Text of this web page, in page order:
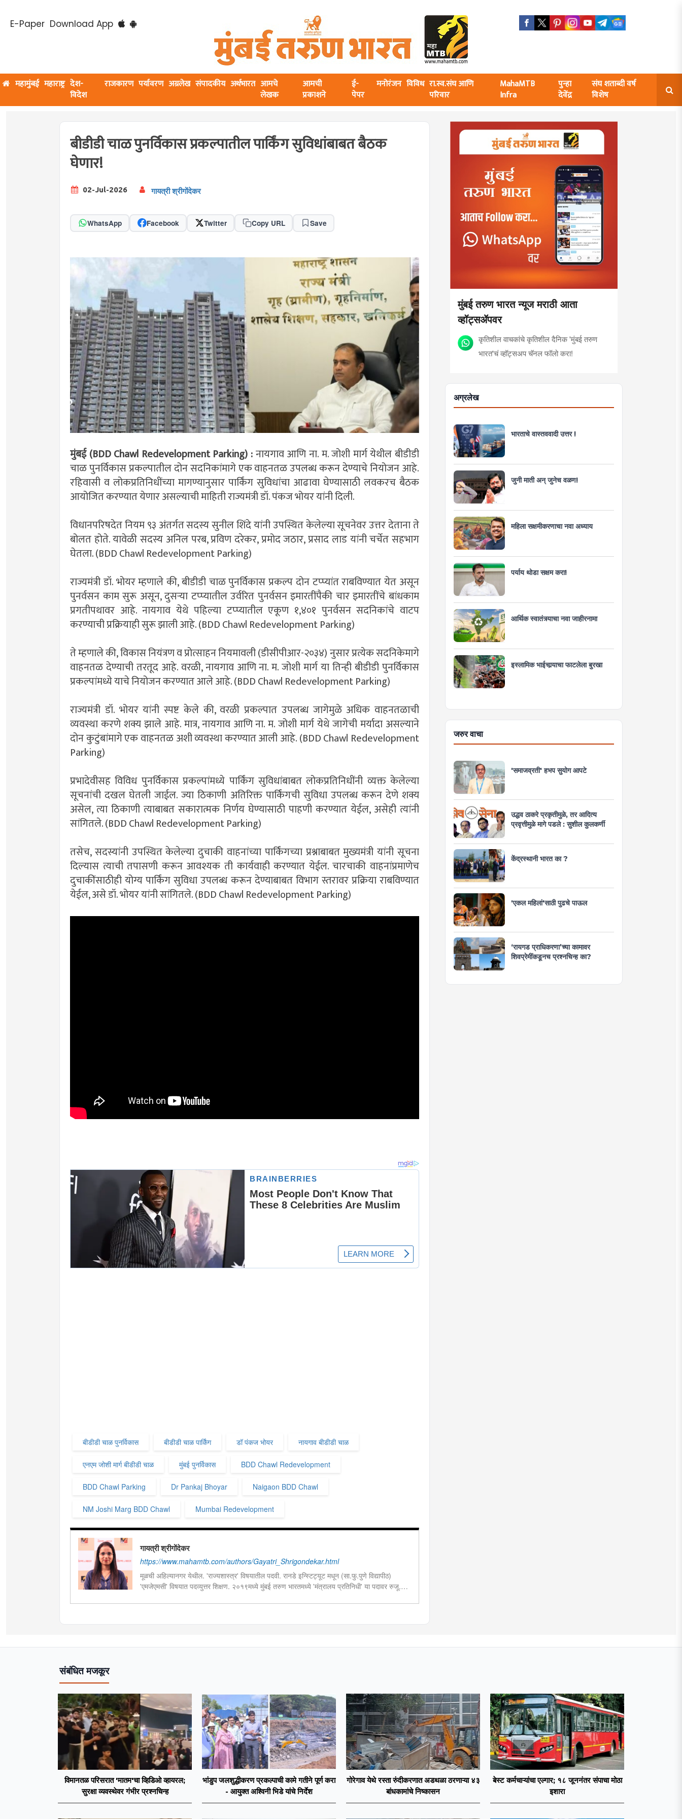
E-Paper Download App
महामुंबई महाराष्ट्र देश-
विदेश
राजकारण पर्यावरण अग्रलेख संपादकीय अर्थभारत आमचे
लेखक
आमची
प्रकाशने
ई-
पेपर
मनोरंजन विविध रा.स्व.संघ आणि
परिवार
MahaMTB
Infra
पुन्हा
देवेंद्र
संघ शताब्दी वर्ष
विशेष
बीडीडी चाळ पुनर्विकास प्रकल्पातील पार्किंग सुविधांबाबत बैठक
घेणार!
02-Jul-2026 गायत्री श्रीगोंदेकर
WhatsApp Facebook Twitter Copy URL Save
मुंबई (BDD Chawl Redevelopment Parking) :नायगाव आणि ना. म. जोशी मार्ग येथील बीडीडी
चाळ पुनर्विकास प्रकल्पातील दोन सदनिकांमागे एक वाहनतळ उपलब्ध करून देण्याचे नियोजन आहे.
रहिवासी व लोकप्रतिनिधींच्या मागण्यानुसार पार्किंग सुविधांचा आढावा घेण्यासाठी लवकरच बैठक
आयोजित करण्यात येणार असल्याची माहिती राज्यमंत्री डॉ. पंकज भोयर यांनी दिली.
विधानपरिषदेत नियम ९३ अंतर्गत सदस्य सुनील शिंदे यांनी उपस्थित केलेल्या सूचनेवर उत्तर देताना ते
बोलत होते. यावेळी सदस्य अनिल परब, प्रविण दरेकर, प्रमोद जठार, प्रसाद लाड यांनी चर्चेत सहभाग
घेतला. (BDD Chawl Redevelopment Parking)
राज्यमंत्री डॉ. भोयर म्हणाले की, बीडीडी चाळ पुनर्विकास प्रकल्प दोन टप्प्यांत राबविण्यात येत असून
पुनर्वसन काम सुरू असून, दुसऱ्या टप्प्यातील उर्वरित पुनर्वसन इमारतींपैकी चार इमारतींचे बांधकाम
प्रगतीपथावर आहे. नायगाव येथे पहिल्या टप्प्यातील एकूण १,४०१ पुनर्वसन सदनिकांचे वाटप
करण्याची प्रक्रियाही सुरू झाली आहे. (BDD Chawl Redevelopment Parking)
ते म्हणाले की, विकास नियंत्रण व प्रोत्साहन नियमावली (डीसीपीआर-२०३४) नुसार प्रत्येक सदनिकेमागे
वाहनतळ देण्याची तरतूद आहे. वरळी, नायगाव आणि ना. म. जोशी मार्ग या तिन्ही बीडीडी पुनर्विकास
प्रकल्पांमध्ये याचे नियोजन करण्यात आले आहे. (BDD Chawl Redevelopment Parking)
राज्यमंत्री डॉ. भोयर यांनी स्पष्ट केले की, वरळी प्रकल्पात उपलब्ध जागेमुळे अधिक वाहनतळाची
व्यवस्था करणे शक्य झाले आहे. मात्र, नायगाव आणि ना. म. जोशी मार्ग येथे जागेची मर्यादा असल्याने
दोन कुटुंबांमागे एक वाहनतळ अशी व्यवस्था करण्यात आली आहे. (BDD Chawl Redevelopment
Parking)
प्रभादेवीसह विविध पुनर्विकास प्रकल्पांमध्ये पार्किंग सुविधांबाबत लोकप्रतिनिधींनी व्यक्त केलेल्या
सूचनांची दखल घेतली जाईल. ज्या ठिकाणी अतिरिक्त पार्किंगची सुविधा उपलब्ध करून देणे शक्य
असेल, त्या ठिकाणी त्याबाबत सकारात्मक निर्णय घेण्यासाठी पाहणी करण्यात येईल, असेही त्यांनी
सांगितले. (BDD Chawl Redevelopment Parking)
तसेच, सदस्यांनी उपस्थित केलेल्या दुचाकी वाहनांच्या पार्किंगच्या प्रश्नाबाबत मुख्यमंत्री यांनी सूचना
दिल्यास त्याची तपासणी करून आवश्यक ती कार्यवाही करण्यात येईल. चारचाकी वाहनांप्रमाणेच
दुचाकींसाठीही योग्य पार्किंग सुविधा उपलब्ध करून देण्याबाबत विभाग स्तरावर प्रक्रिया राबविण्यात
येईल, असे डॉ. भोयर यांनी सांगितले. (BDD Chawl Redevelopment Parking)
बीडीडी चाळ पुनर्विकास बीडीडी चाळ पार्किंग डॉ पंकज भोयर नायगाव बीडीडी चाळ
एनएम जोशी मार्ग बीडीडी चाळ मुंबई पुनर्विकास BDD Chawl Redevelopment
BDD Chawl Parking Dr Pankaj Bhoyar Naigaon BDD Chawl
NM Joshi Marg BDD Chawl Mumbai Redevelopment
गायत्री श्रीगोंदेकर
https://www.mahamtb.com/authors/Gayatri_Shrigondekar.html
मूळची अहिल्यानगर येथील. 'राज्यशास्त्र' विषयातील पदवी. रानडे इन्स्टिट्यूट मधून (सा.फु.पुणे विद्यापीठ)
'एमजेएमसी' विषयात पदव्युत्तर शिक्षण. २०१९मध्ये मुंबई तरुण भारतमध्ये 'मंत्रालय प्रतिनिधी' या पदावर रुजू.
फिल्ड रिपोर्ट आणि लेखनात रस.
मुंबई तरुण भारत न्यूज मराठी आता
व्हॉट्सॲपवर
कृतिशील वाचकांचे कृतिशील दैनिक 'मुंबई तरुण
भारत'चं व्हॉट्सअप चॅनल फॉलो करा!
अग्रलेख
भारताचे वास्तववादी उत्तर !
जुनी माती अन् जुनेच वळण!
महिला सक्षमीकरणाचा नवा अध्याय
पर्याय थोडा सक्षम करा!
आर्थिक स्वातंत्र्याचा नवा जाहीरनामा
इस्लामिक भाईचार्‍याचा फाटलेला बुरखा
जरुर वाचा
'समाजव्रती' हभप सुयोग आपटे
उद्धव ठाकरे प्रकृतीमुळे, तर आदित्य
प्रवृत्तीमुळे मागे पडले : सुशील कुलकर्णी
केंद्रस्थानी भारत का ?
'एकल महिलां'साठी पुढचे पाऊल
‘रायगड प्राधिकरणा’च्या कामावर
शिवप्रेमींकडूनच प्रश्नचिन्ह का?
संबंधित मजकूर
विमानतळ परिसरात 'मातम'चा व्हिडिओ व्हायरल;
सुरक्षा व्यवस्थेवर गंभीर प्रश्नचिन्ह
भांडुप जलशुद्धीकरण प्रकल्पाची कामे गतीने पूर्ण करा
- आयुक्त अश्विनी भिडे यांचे निर्देश
गोरेगाव येथे रस्ता रुंदीकरणात अडथळा ठरणाऱ्या ४३
बांधकामांचे निष्कासन
बेस्ट कर्मचाऱ्यांचा एल्गार; १८ जूननंतर संपाचा मोठा
इशारा